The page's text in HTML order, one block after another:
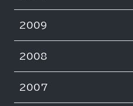
2009
2008
2007